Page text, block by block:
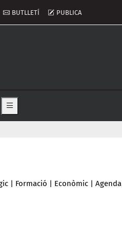
BUTLLETÍ PUBLICA
l'encapçalament
Show main menu
| Formació | Econòmic | Agenda